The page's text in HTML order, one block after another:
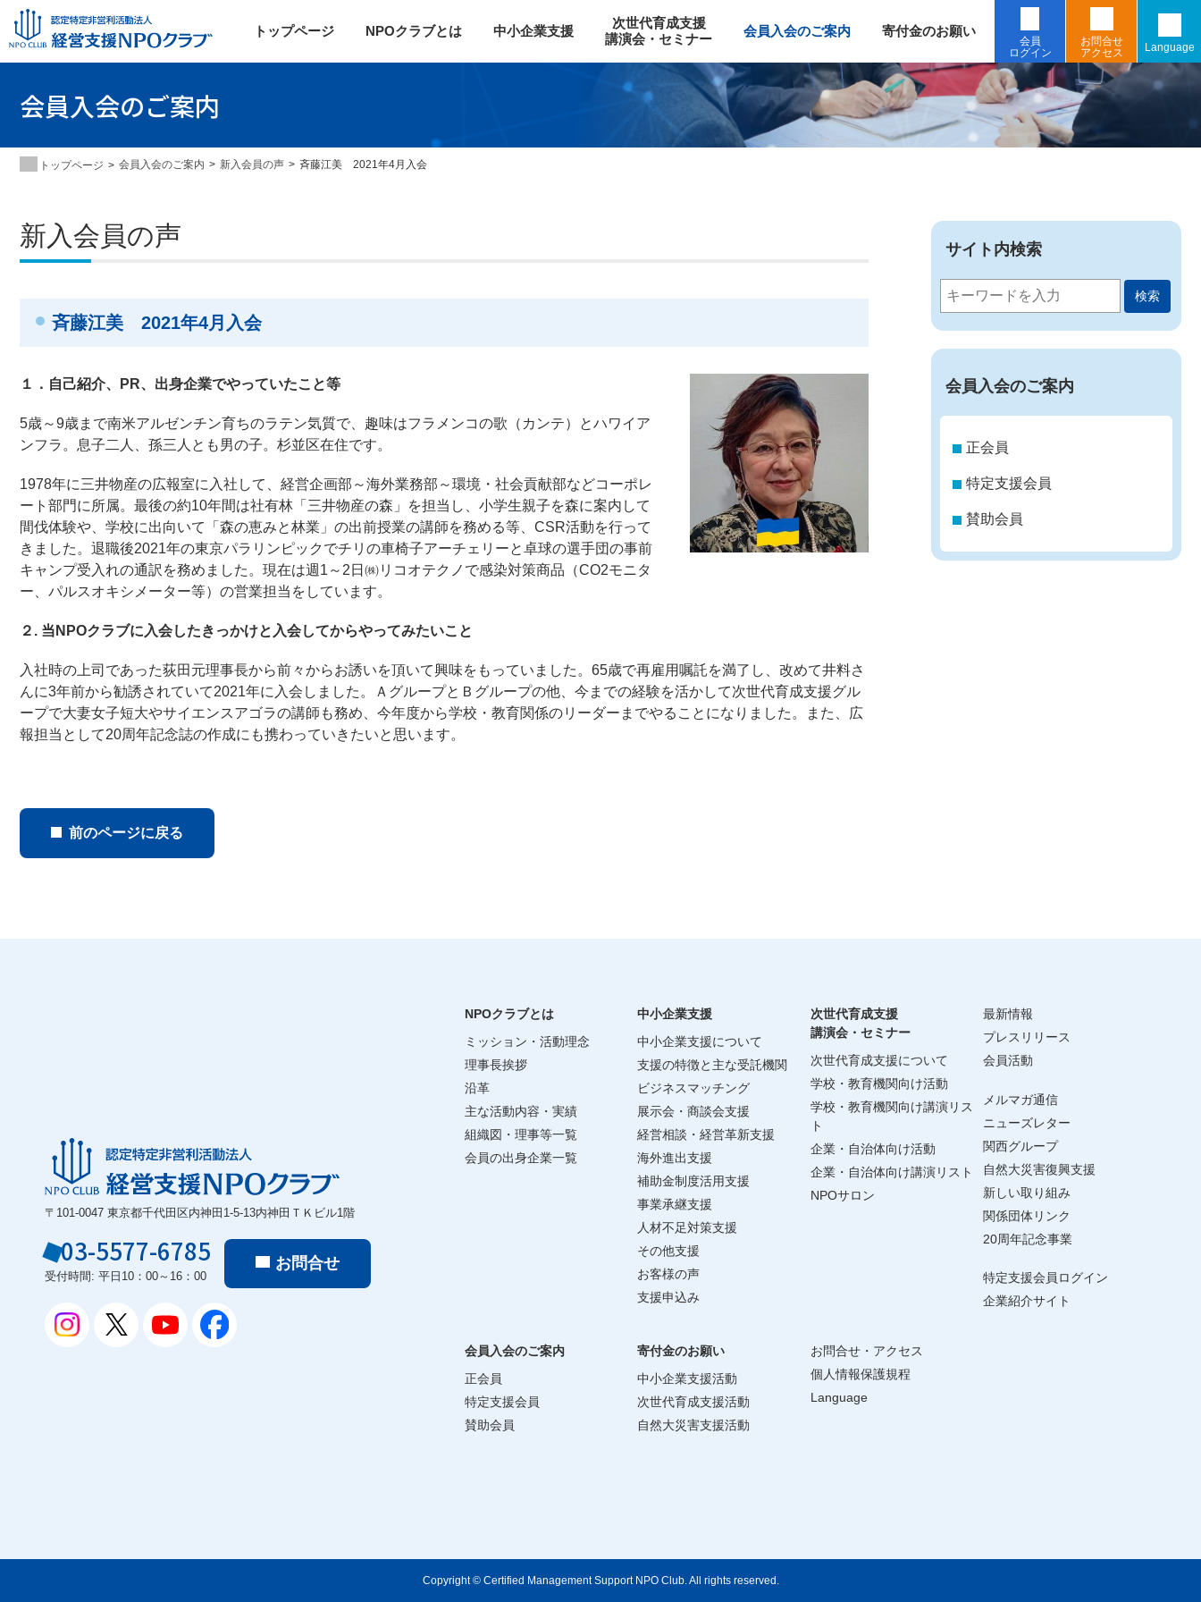
トップページ NPOクラブとは 中小企業支援
次世代育成支援
講演会・セミナー
会員入会のご案内 寄付金のお願い
会員
ログイン
お問合せ
アクセス
Language
会員入会のご案内
トップページ 会員入会のご案内 新入会員の声 斉藤江美 2021年4月入会
新入会員の声
斉藤江美 2021年4月入会
１．自己紹介、 PR、出身企業でやっていたこと等
5歳～9歳まで南米アルゼンチン育ちのラテン気質で、趣味はフラメンコの歌（カンテ）とハワイア
ンフラ。息子二人、孫三人とも男の子。杉並区在住です。
1978年に三井物産の広報室に入社して、経営企画部～海外業務部～環境・社会貢献部などコーポレ
ート部門に所属。最後の約10年間は社有林「三井物産の森」を担当し、小学生親子を森に案内して
間伐体験や、学校に出向いて「森の恵みと林業」の出前授業の講師を務める等、CSR活動を行って
きました。退職後2021年の東京パラリンピックでチリの車椅子アーチェリーと卓球の選手団の事前
キャンプ受入れの通訳を務めました。現在は週1～2日㈱リコオテクノで感染対策商品（CO2モニタ
ー、パルスオキシメーター等）の営業担当をしています。
２ . 当 NPOクラブに入会したきっかけと入会してからやってみたいこと
入社時の上司であった荻田元理事長から前々からお誘いを頂いて興味をもっていました。65歳で再雇用嘱託を満了し、改めて井料さ
んに3年前から勧誘されていて2021年に入会しました。ＡグループとＢグループの他、今までの経験を活かして次世代育成支援グル
ープで大妻女子短大やサイエンスアゴラの講師も務め、今年度から学校・教育関係のリーダーまでやることになりました。また、広
報担当として20周年記念誌の作成にも携わっていきたいと思います。
前のページに戻る
サイト内検索
検索
会員入会のご案内
正会員
特定支援会員
賛助会員
〒101-0047 東京都千代田区内神田1-5-13内神田ＴＫビル1階
03-5577-6785
受付時間: 平日10：00～16：00
お問合せ
NPOクラブとは
ミッション・活動理念
理事長挨拶
沿革
主な活動内容・実績
組織図・理事等一覧
会員の出身企業一覧
中小企業支援
中小企業支援について
支援の特徴と主な受託機関
ビジネスマッチング
展示会・商談会支援
経営相談・経営革新支援
海外進出支援
補助金制度活用支援
事業承継支援
人材不足対策支援
その他支援
お客様の声
支援申込み
次世代育成支援
講演会・セミナー
次世代育成支援について
学校・教育機関向け活動
学校・教育機関向け講演リス
ト
企業・自治体向け活動
企業・自治体向け講演リスト
NPOサロン
最新情報
プレスリリース
会員活動
メルマガ通信
ニューズレター
関西グループ
自然大災害復興支援
新しい取り組み
関係団体リンク
20周年記念事業
特定支援会員ログイン
企業紹介サイト
会員入会のご案内
正会員
特定支援会員
賛助会員
寄付金のお願い
中小企業支援活動
次世代育成支援活動
自然大災害支援活動
お問合せ・アクセス
個人情報保護規程
Language
Copyright © Certified Management Support NPO Club. All rights reserved.